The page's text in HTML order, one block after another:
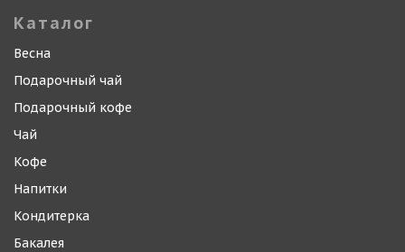
Каталог
Весна
Подарочный чай
Подарочный кофе
Чай
Кофе
Напитки
Кондитерка
Бакалея